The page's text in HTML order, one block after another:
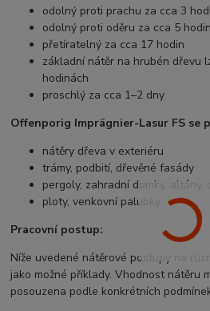
odolný proti prachu za cca 3
odolný proti oděru za cca 5 hodin
přetíratelný za cca 17 hodin
základní nátěr na hrubén dřevu
hodinách
proschlý za cca 1–2 dny
Offenporig Imprägnier-Lasur FS se
nátěry dřeva v exteriéru
trámy, podbití, dřevěné fasády
pergoly, zahradní domky, altány,
ploty, venkovní palubky
Pracovní postup:
Níže uvedené nátěrové postupy na
jako možné příklady. Vhodnost nátěru
posouzena podle konkrétních